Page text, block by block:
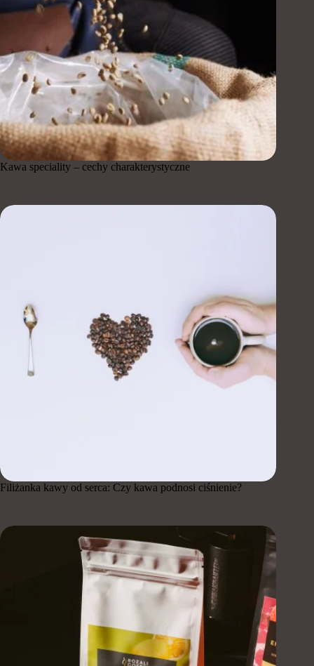
Kawa speciality – cechy charakterystyczne
Filiżanka kawy od serca: Czy kawa podnosi ciśnienie?